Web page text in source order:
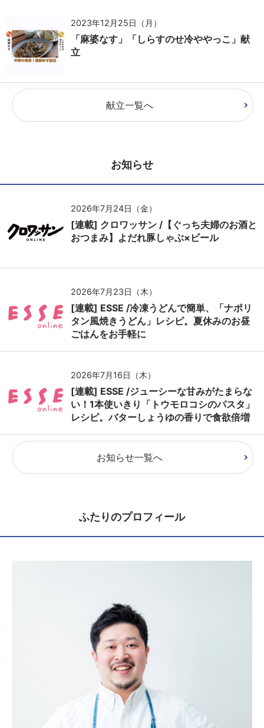
2023年12月25日（月）
「麻婆なす」「しらすのせ冷ややっこ」献
立
献立一覧へ
お知らせ
2026年7月24日（金）
[連載] クロワッサン /【ぐっち夫婦のお酒と
おつまみ】よだれ豚しゃぶ×ビール
2026年7月23日（木）
[連載] ESSE /冷凍うどんで簡単、「ナポリ
タン風焼きうどん」レシピ。夏休みのお昼
ごはんをお手軽に
2026年7月16日（木）
[連載] ESSE /ジューシーな甘みがたまらな
い！1本使いきり「トウモロコシのパスタ」
レシピ。バターしょうゆの香りで食欲倍増
お知らせ一覧へ
ふたりのプロフィール